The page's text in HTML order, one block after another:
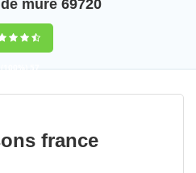
mure 69720
57
votes
france